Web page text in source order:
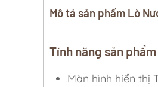
Mô tả sản phẩm Lò
Tính năng sản phẩm
Màn hình hiển thị